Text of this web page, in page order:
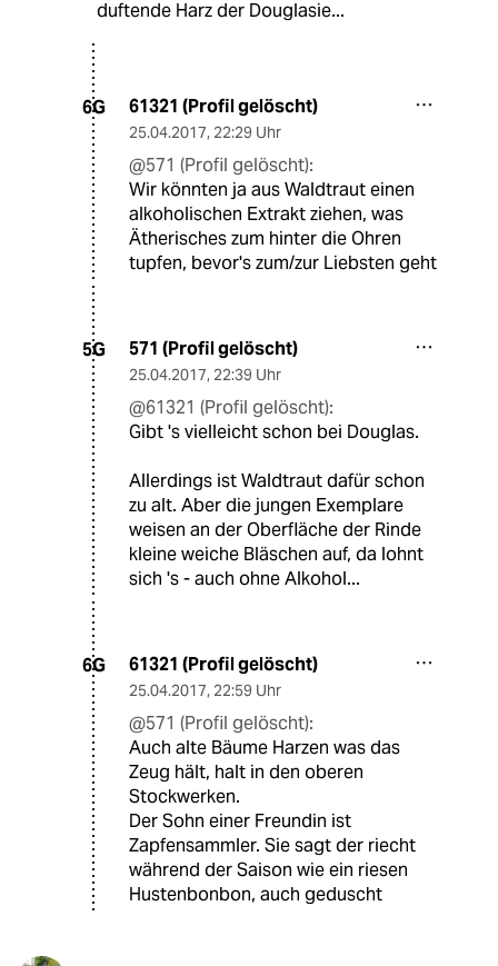
duftende Harz der Douglasie...
6G 61321 (Profil gelöscht)
25.04.2017, 22:29 Uhr
@571 (Profil gelöscht):
Wir könnten ja aus Waldtraut einen
alkoholischen Extrakt ziehen, was
Ätherisches zum hinter die Ohren
tupfen, bevor's zum/zur Liebsten geht
5G 571 (Profil gelöscht)
25.04.2017, 22:39 Uhr
@61321 (Profil gelöscht):
Gibt 's vielleicht schon bei Douglas.
Allerdings ist Waldtraut dafür schon
zu alt. Aber die jungen Exemplare
weisen an der Oberfläche der Rinde
kleine weiche Bläschen auf, da lohnt
sich 's - auch ohne Alkohol...
6G 61321 (Profil gelöscht)
25.04.2017, 22:59 Uhr
@571 (Profil gelöscht):
Auch alte Bäume Harzen was das
Zeug hält, halt in den oberen
Stockwerken.
Der Sohn einer Freundin ist
Zapfensammler. Sie sagt der riecht
während der Saison wie ein riesen
Hustenbonbon, auch geduscht